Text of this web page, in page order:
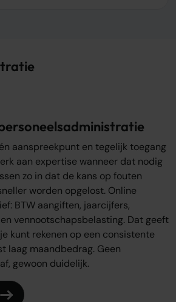
aanspreekpunt en tegelijk toegang
aan expertise wanneer dat nodig
zo in dat de kans op fouten
worden opgelost. Online
BTW aangiften, jaarcijfers,
vennootschapsbelasting. Dat geeft
kunt rekenen op een consistente
laag maandbedrag. Geen
gewoon duidelijk.